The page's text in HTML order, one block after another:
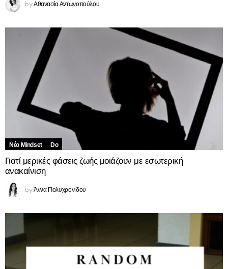
by Αθανασία Αντωνοπούλου
Νέο Mindset Do
Γιατί μερικές φάσεις ζωής μοιάζουν με εσωτερική
ανακαίνιση
by Άννα Πολυχρονίδου